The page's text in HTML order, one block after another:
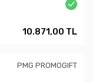
10.871,00 TL
PMG PROMOGIFT